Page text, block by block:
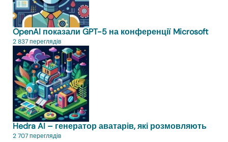
OpenAI показали GPT-5 на конференції Microsoft
2 837 переглядів
Hedra AI – генератор аватарів, які розмовляють
2 707 переглядів